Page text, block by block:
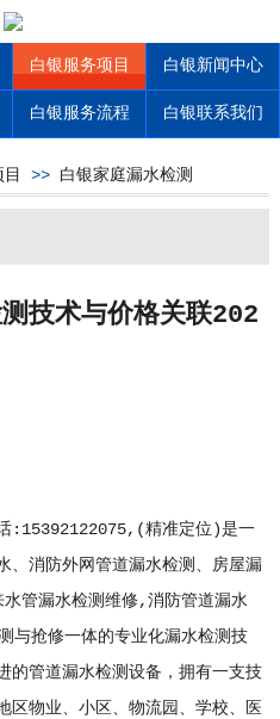
白银服务项目 白银新闻中心
白银服务流程 白银联系我们
>> 白银家庭漏水检测
技术与价格关联202
:15392122075,(精准定位)是一
、消防外网管道漏水检测、房屋漏
管漏水检测维修,消防管道漏水
与抢修一体的专业化漏水检测技
的管道漏水检测设备，拥有一支技
区物业、小区、物流园、学校、医